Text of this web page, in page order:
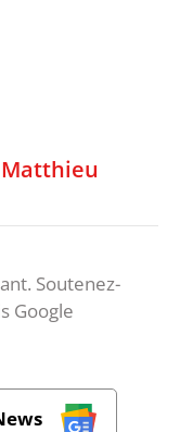
Matthieu
Soutenez-
Google